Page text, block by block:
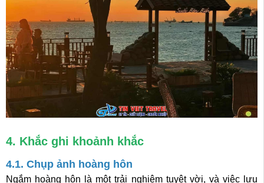
4. Khắc ghi khoảnh khắc
4.1. Chụp ảnh hoàng hôn
Ngắm hoàng hôn là một trải nghiệm tuyệt vời, và việc lưu